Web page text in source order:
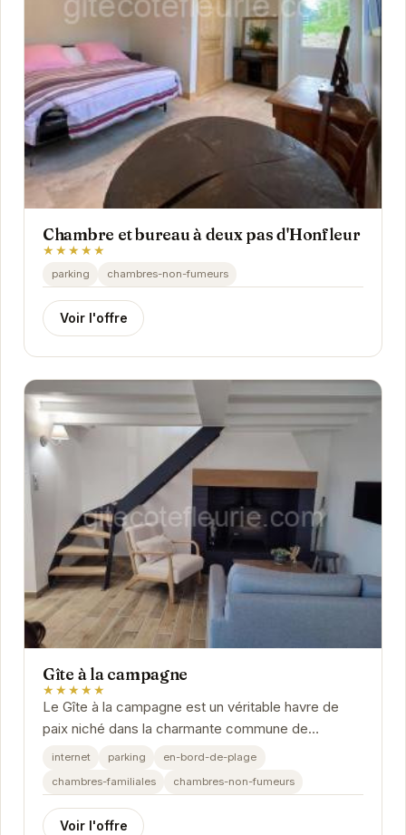
Chambre et bureau à deux pas d'Honfleur
★★★★★
parking chambres-non-fumeurs
Voir l'offre
Gîte à la campagne
★★★★★
Le Gîte à la campagne est un véritable havre de
paix niché dans la charmante commune de
Fiquefleur-Équainville. Avec son ambiance
internet parking
en-bord-de-plage
chambres-familiales
chambres-non-fumeurs
Voir l'offre